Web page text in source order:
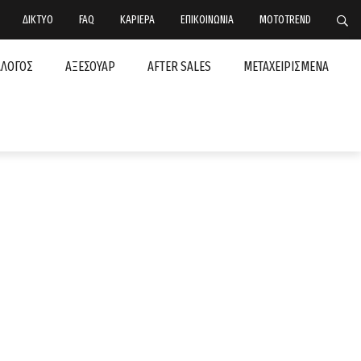
ΔΙΚΤΥΟ FAQ ΚΑΡΙΕΡΑ ΕΠΙΚΟΙΝΩΝΙΑ MOTOTREND
ΑΞΕΣΟΥΑΡ AFTER SALES ΜΕΤΑΧΕΙΡΙΣΜΕΝΑ